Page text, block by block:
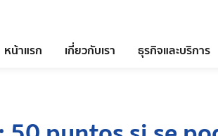
หน้าแรก เกี่ยวกับเรา ธุรกิจและบริการ